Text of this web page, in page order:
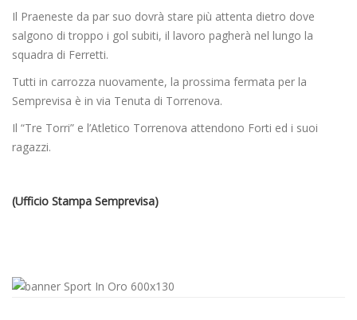
Il Praeneste da par suo dovrà stare più attenta dietro dove
salgono di troppo i gol subiti, il lavoro pagherà nel lungo la
squadra di Ferretti.
Tutti in carrozza nuovamente, la prossima fermata per la
Semprevisa è in via Tenuta di Torrenova.
Il “Tre Torri” e l’Atletico Torrenova attendono Forti ed i suoi
ragazzi.
(Ufficio Stampa Semprevisa)